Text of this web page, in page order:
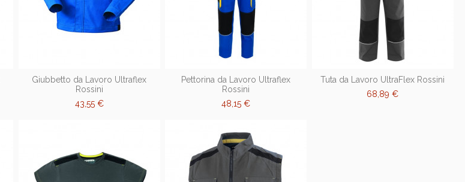
Giubbetto da Lavoro Ultraflex
Rossini
43,55 €
Pettorina da Lavoro Ultraflex
Rossini
48,15 €
Tuta da Lavoro UltraFlex Rossini
68,89 €